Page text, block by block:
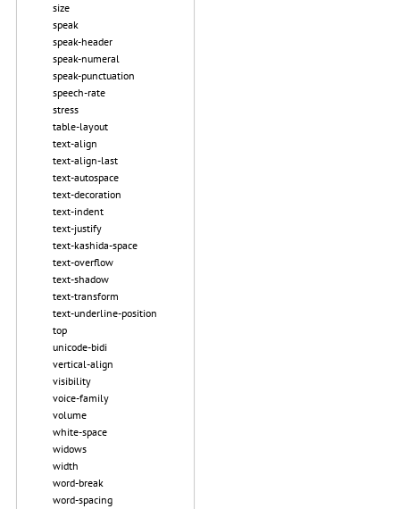
size
speak
speak-header
speak-numeral
speak-punctuation
speech-rate
stress
table-layout
text-align
text-align-last
text-autospace
text-decoration
text-indent
text-justify
text-kashida-space
text-overflow
text-shadow
text-transform
text-underline-position
top
unicode-bidi
vertical-align
visibility
voice-family
volume
white-space
widows
width
word-break
word-spacing